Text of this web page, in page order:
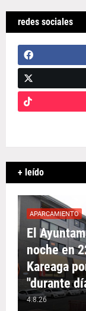
redes sociales
+ leído
APARCAMIENTO
El
noche en
Kareaga
"durante
4.8.26